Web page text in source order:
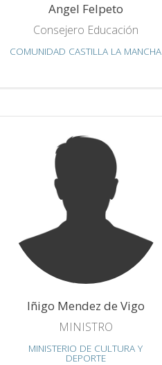
Angel Felpeto
Consejero Educación
COMUNIDAD CASTILLA LA MANCHA
Iñigo Mendez de Vigo
MINISTRO
MINISTERIO DE CULTURA Y
DEPORTE